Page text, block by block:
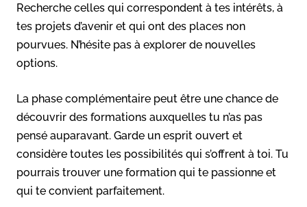
Recherche celles qui correspondent à tes intérêts, à
tes projets d’avenir et qui ont des places non
pourvues. N’hésite pas à explorer de nouvelles
options.
La phase complémentaire peut être une chance de
découvrir des formations auxquelles tu n’as pas
pensé auparavant. Garde un esprit ouvert et
considère toutes les possibilités qui s’offrent à toi. Tu
pourrais trouver une formation qui te passionne et
qui te convient parfaitement.